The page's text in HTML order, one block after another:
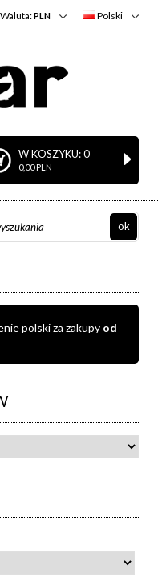
Waluta:PLN Polski
W KOSZYKU: 0
0,00 PLN
polski za zakupy od